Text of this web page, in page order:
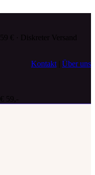
Kontakt
Über uns